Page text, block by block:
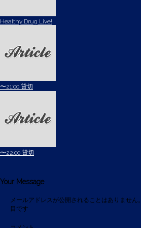
Healthy Drug Live!
〜21:00 貸切
〜22:00 貸切
Your Message
メールアドレスが公開されることはありません。
目です